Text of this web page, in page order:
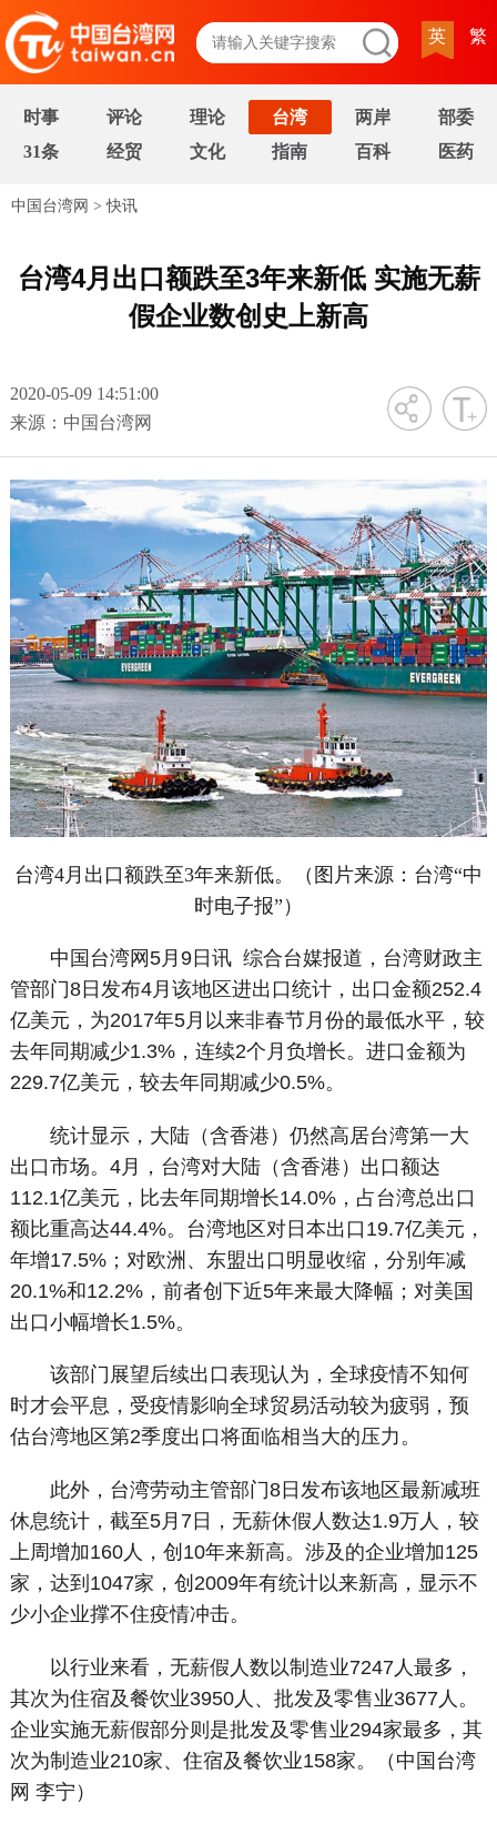
英 繁
时事 评论 理论 台湾 两岸
部委
31条
经贸 文化 指南 百科 医药
中国台湾网 >快讯
台湾4月出口额跌至3年来新低 实施无薪
假企业数创史上新高
2020-05-09 14:51:00
来源：中国台湾网
字号
台湾4月出口额跌至3年来新低。（图片来源：台湾“中
时电子报”）
中国台湾网5月9日讯 综合台媒报道，台湾财政主
管部门8日发布4月该地区进出口统计，出口金额252.4
亿美元，为2017年5月以来非春节月份的最低水平，较
去年同期减少1.3%，连续2个月负增长。进口金额为
229.7亿美元，较去年同期减少0.5%。
统计显示，大陆（含香港）仍然高居台湾第一大
出口市场。4月，台湾对大陆（含香港）出口额达
112.1亿美元，比去年同期增长14.0%，占台湾总出口
额比重高达44.4%。台湾地区对日本出口19.7亿美元，
年增17.5%；对欧洲、东盟出口明显收缩，分别年减
20.1%和12.2%，前者创下近5年来最大降幅；对美国
出口小幅增长1.5%。
该部门展望后续出口表现认为，全球疫情不知何
时才会平息，受疫情影响全球贸易活动较为疲弱，预
估台湾地区第2季度出口将面临相当大的压力。
此外，台湾劳动主管部门8日发布该地区最新减班
休息统计，截至5月7日，无薪休假人数达1.9万人，较
上周增加160人，创10年来新高。涉及的企业增加125
家，达到1047家，创2009年有统计以来新高，显示不
少小企业撑不住疫情冲击。
以行业来看，无薪假人数以制造业7247人最多，
其次为住宿及餐饮业3950人、批发及零售业3677人。
企业实施无薪假部分则是批发及零售业294家最多，其
次为制造业210家、住宿及餐饮业158家。（中国台湾
网 李宁）